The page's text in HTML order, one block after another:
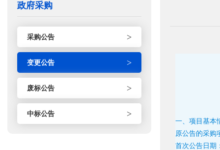
政府采购
采购公告 >
变更公告 >
废标公告 >
中标公告 >
一、项目基本
原公告的采购
首次公告日期